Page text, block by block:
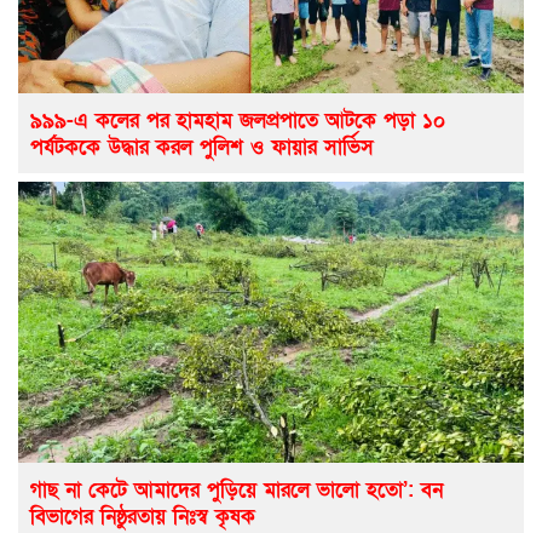
৯৯৯-এ কলের পর হামহাম জলপ্রপাতে আটকে পড়া ১০
পর্যটককে উদ্ধার করল পুলিশ ও ফায়ার সার্ভিস
গাছ না কেটে আমাদের পুড়িয়ে মারলে ভালো হতো’: বন
বিভাগের নিষ্ঠুরতায় নিঃস্ব কৃষক